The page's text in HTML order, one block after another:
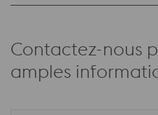
Contactez-nous
amples